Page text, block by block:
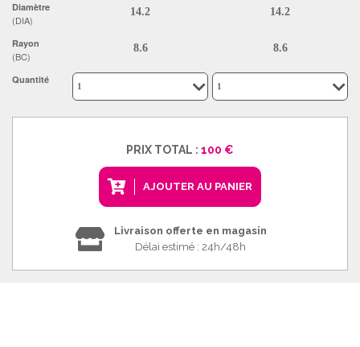
Diamètre
(DIA)
Rayon
(BC)
Quantité
PRIX TOTAL : 100 €
AJOUTER AU PANIER
Livraison offerte en magasin
Délai estimé : 24h/48h